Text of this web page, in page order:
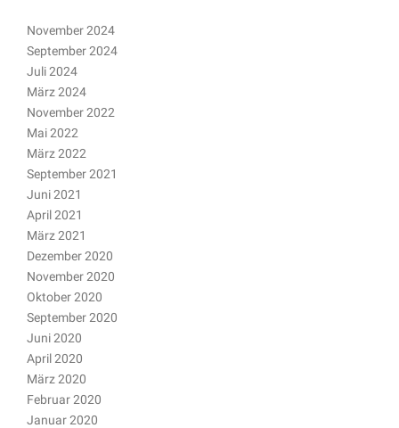
November 2024
September 2024
Juli 2024
März 2024
November 2022
Mai 2022
März 2022
September 2021
Juni 2021
April 2021
März 2021
Dezember 2020
November 2020
Oktober 2020
September 2020
Juni 2020
April 2020
März 2020
Februar 2020
Januar 2020